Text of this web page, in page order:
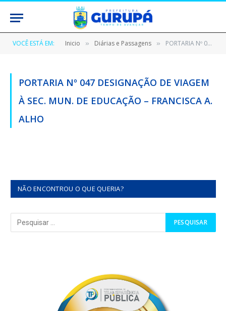
VOCÊ ESTÁ EM: Inicio » Diárias e Passagens » PORTARIA Nº 047 DESIGNAÇÃO DE VIAGEM À SEC. MUN. DE EDUCAÇÃO – FRANCISCA A. ALHO
PORTARIA Nº 047 DESIGNAÇÃO DE VIAGEM
À SEC. MUN. DE EDUCAÇÃO – FRANCISCA A.
ALHO
NÃO ENCONTROU O QUE QUERIA?